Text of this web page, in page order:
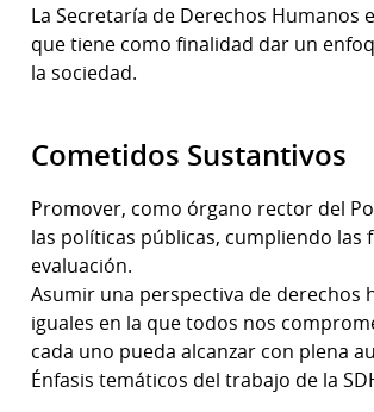
La Secretaría de Derechos
que tiene como finalidad dar un
la sociedad.
Cometidos Sustantivos
Promover, como órgano rector del
las políticas públicas, cumpliendo
evaluación.
Asumir una perspectiva de derechos
iguales en la que todos nos
cada uno pueda alcanzar con plena
Énfasis temáticos del trabajo de la